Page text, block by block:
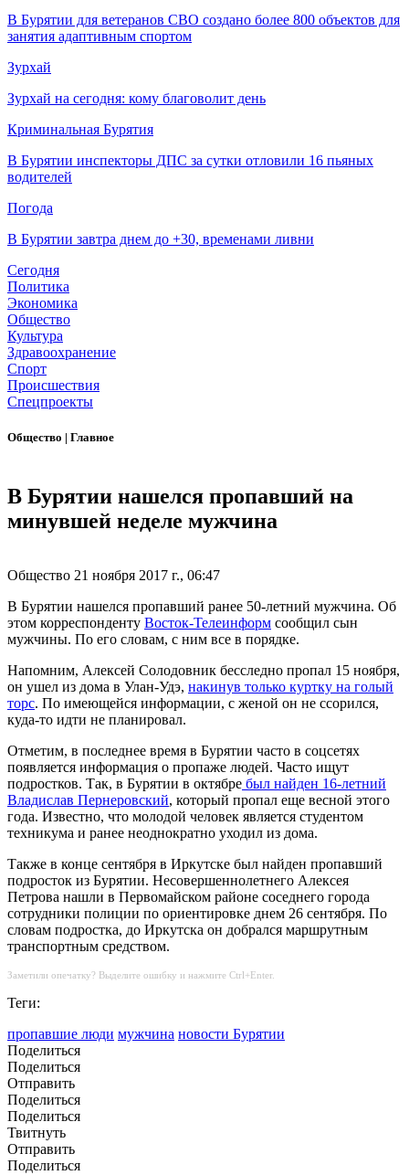
В Бурятии для ветеранов СВО создано более 800 объектов для
занятия адаптивным спортом
Зурхай
Зурхай на сегодня: кому благоволит день
Криминальная Бурятия
В Бурятии инспекторы ДПС за сутки отловили 16 пьяных
водителей
Погода
В Бурятии завтра днем до +30, временами ливни
Сегодня
Политика
Экономика
Общество
Культура
Здравоохранение
Спорт
Происшествия
Спецпроекты
Общество | Главное
В Бурятии нашелся пропавший на
минувшей неделе мужчина
Общество 21 ноября 2017 г., 06:47
В Бурятии нашелся пропавший ранее 50-летний мужчина. Об
этом корреспонденту Восток-Телеинформ сообщил сын
мужчины. По его словам, с ним все в порядке.
Напомним, Алексей Солодовник бесследно пропал 15 ноября,
он ушел из дома в Улан-Удэ, накинув только куртку на голый
торс. По имеющейся информации, с женой он не ссорился,
куда-то идти не планировал.
Отметим, в последнее время в Бурятии часто в соцсетях
появляется информация о пропаже людей. Часто ищут
подростков. Так, в Бурятии в октябре был найден 16-летний
Владислав Пернеровский, который пропал еще весной этого
года. Известно, что молодой человек является студентом
техникума и ранее неоднократно уходил из дома.
Также в конце сентября в Иркутске был найден пропавший
подросток из Бурятии. Несовершеннолетнего Алексея
Петрова нашли в Первомайском районе соседнего города
сотрудники полиции по ориентировке днем 26 сентября. По
словам подростка, до Иркутска он добрался маршрутным
транспортным средством.
Заметили опечатку? Выделите ошибку и нажмите Ctrl+Enter.
Теги:
пропавшие люди мужчина новости Бурятии
Поделиться
Поделиться
Отправить
Поделиться
Поделиться
Твитнуть
Отправить
Поделиться